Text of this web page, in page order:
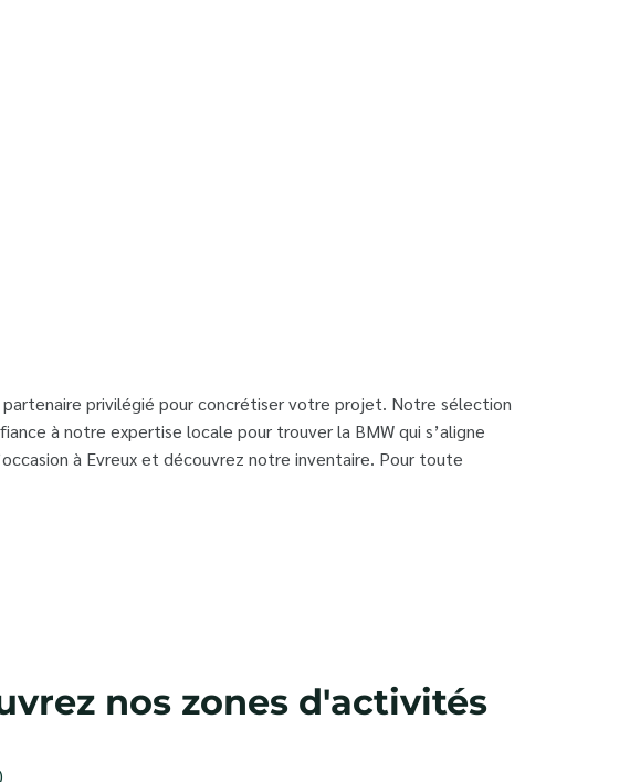
privilégié pour concrétiser votre projet. Notre sélection
à notre expertise locale pour trouver la BMW qui s’aligne
à Evreux et découvrez notre inventaire. Pour toute
nos zones d'activités